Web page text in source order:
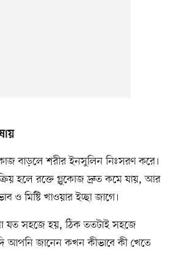
বাড়লে শরীর ইনসুলিন নিঃসরণ করে।
হলে রক্তে গ্লুকোজ দ্রুত কমে যায়, আর
ও মিষ্টি খাওয়ার ইচ্ছা জাগে।
যত সহজে হয়, ঠিক ততটাই সহজে
আপনি জানেন কখন কীভাবে কী খেতে